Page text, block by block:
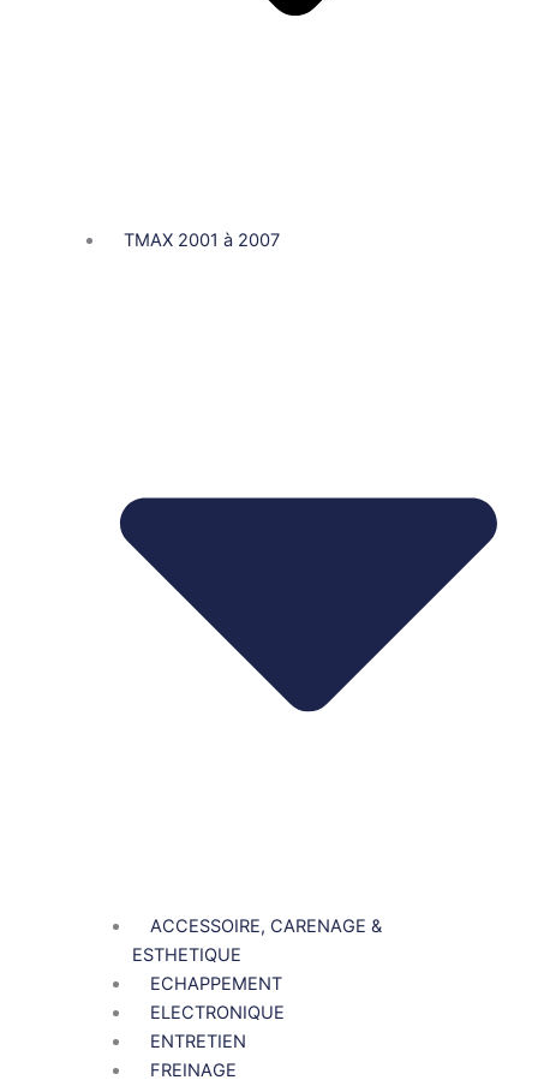
TMAX 2001 à 2007
ACCESSOIRE, CARENAGE &
ESTHETIQUE
ECHAPPEMENT
ELECTRONIQUE
ENTRETIEN
FREINAGE